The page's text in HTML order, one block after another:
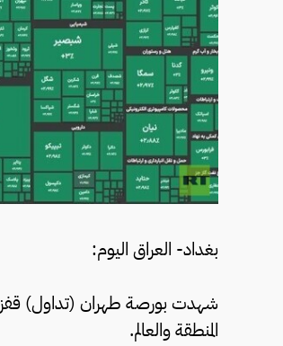
بغداد- العراق اليوم:
شهدت بورصة طهران (تداول) قفزة
المنطقة والعالم.